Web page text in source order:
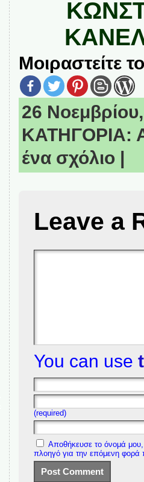
Μοιραστείτε
26
ΚΑΤΗΓΟΡΙΑ:
ένα σχόλιο |
Leave a
You can use
(required)
Αποθήκευσε το όνομά μου,
πλοηγό για την επόμενη